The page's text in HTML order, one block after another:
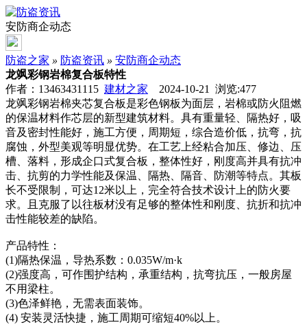
安防商企动态
防盗之家 » 防盗资讯 » 安防商企动态
龙飒彩钢岩棉复合板特性
作者：13463431115 建材之家 2024-10-21 浏览:477
龙飒彩钢岩棉夹芯复合板是彩色钢板为面层，岩棉或防火阻燃
的保温材料作芯层的新型建筑材料。具有重量轻、隔热好，吸
音及密封性能好，施工方便，周期短，综合造价低，抗弯，抗
腐蚀，外型美观等明显优势。在工艺上经粘合加压、修边、压
槽、落料，形成企口式复合板，整体性好，刚度高并具有抗冲
击、抗剪的力学性能及保温、隔热、隔音、防潮等特点。其板
长不受限制，可达12米以上，完全符合技术设计上的防火要
求。且克服了以往板材没有足够的整体性和刚度、抗折和抗冲
击性能较差的缺陷。
产品特性：
(1)隔热保温，导热系数：0.035W/m·k
(2)强度高，可作围护结构，承重结构，抗弯抗压，一般房屋
不用梁柱。
(3)色泽鲜艳，无需表面装饰。
(4) 安装灵活快捷，施工周期可缩短40%以上。